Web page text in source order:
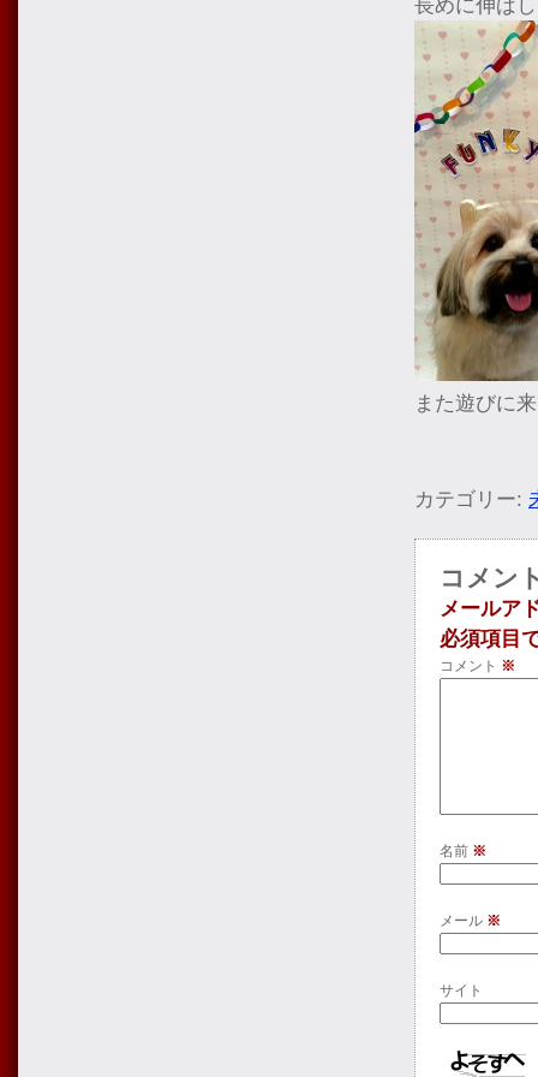
長めに伸ば
また遊びに
カテゴリー:
コメン
メールア
必須項目
コメント ※
名前 ※
メール ※
サイト